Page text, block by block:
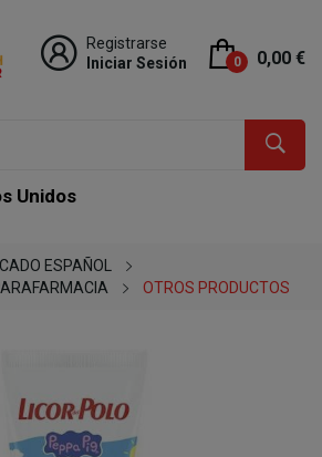
Registrarse
Iniciar Sesión
0 0,00 €
Unidos
ESPAÑOL
OTROS PRODUCTOS